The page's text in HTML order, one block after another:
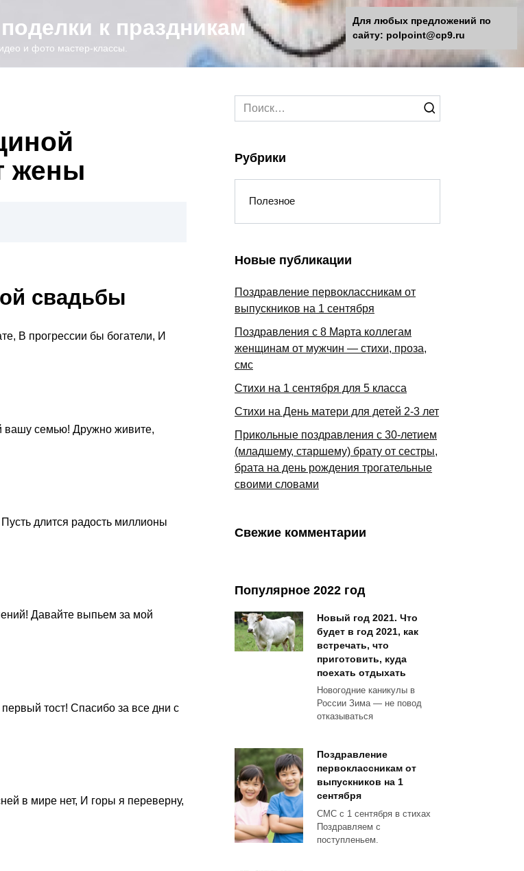
к праздникам
и фото мастер-классы.
жены
свадьбы
В прогрессии бы богатели, И
вашу семью! Дружно живите,
длится радость миллионы
Давайте выпьем за мой
тост! Спасибо за все дни с
в мире нет, И горы я переверну,
Search
for:
Рубрики
Полезное
Новые публикации
Поздравление первоклассникам от
выпускников на 1 сентября
Поздравления с 8 Марта коллегам
женщинам от мужчин — стихи, проза,
смс
Стихи на 1 сентября для 5 класса
Стихи на День матери для детей 2-3 лет
Прикольные поздравления с 30-летием
(младшему, старшему) брату от сестры,
брата на день рождения трогательные
своими словами
Свежие комментарии
Популярное 2022 год
Новый год 2021. Что
будет в год 2021, как
встречать, что
приготовить, куда
поехать отдыхать
Новогодние каникулы в
России Зима — не повод
отказываться
Поздравление
первоклассникам от
выпускников на 1
сентября
СМС с 1 сентября в стихах
Поздравляем с
поступленьем.
Для любых предложений по
сайту: polpoint@cp9.ru